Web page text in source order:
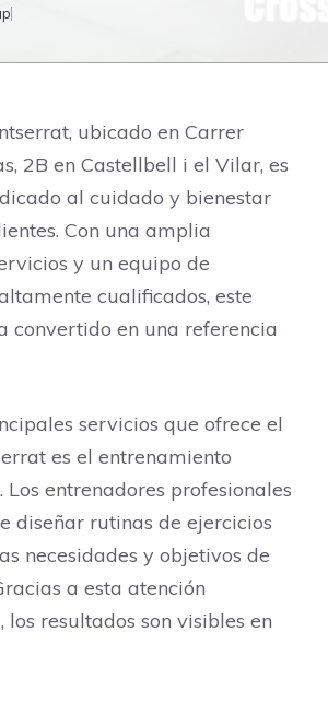
ubicado en Carrer
2B en Castellbell i el Vilar, es
al cuidado y bienestar
Con una amplia
y un equipo de
cualificados, este
convertido en una referencia
servicios que ofrece el
es el entrenamiento
Los entrenadores profesionales
diseñar rutinas de ejercicios
necesidades y objetivos de
a esta atención
los resultados son visibles en